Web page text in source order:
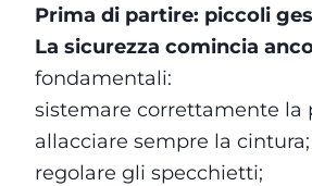
Prima di partire: piccoli
La sicurezza comincia
fondamentali:
sistemare correttamente la
allacciare sempre la cintura;
regolare gli specchietti;